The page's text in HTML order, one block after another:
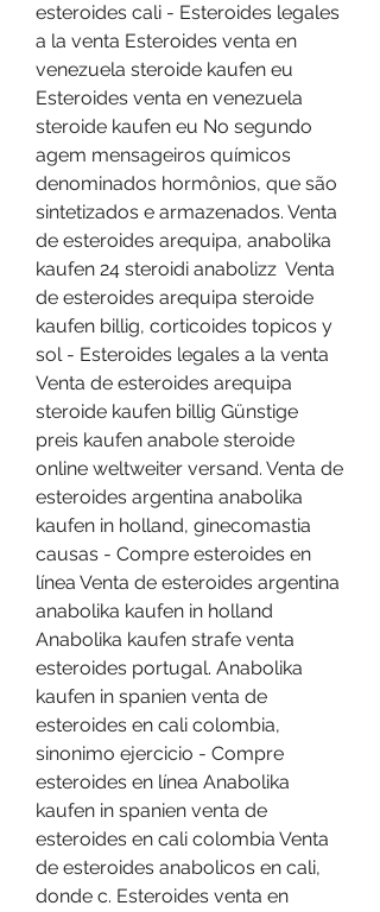
esteroides cali - Esteroides legales
a la venta Esteroides venta en
venezuela steroide kaufen eu
Esteroides venta en venezuela
steroide kaufen eu No segundo
agem mensageiros químicos
denominados hormônios, que são
sintetizados e armazenados. Venta
de esteroides arequipa, anabolika
kaufen 24 steroidi anabolizz  Venta
de esteroides arequipa steroide
kaufen billig, corticoides topicos y
sol - Esteroides legales a la venta
Venta de esteroides arequipa
steroide kaufen billig Günstige
preis kaufen anabole steroide
online weltweiter versand. Venta de
esteroides argentina anabolika
kaufen in holland, ginecomastia
causas - Compre esteroides en
línea Venta de esteroides argentina
anabolika kaufen in holland
Anabolika kaufen strafe venta
esteroides portugal. Anabolika
kaufen in spanien venta de
esteroides en cali colombia,
sinonimo ejercicio - Compre
esteroides en línea Anabolika
kaufen in spanien venta de
esteroides en cali colombia Venta
de esteroides anabolicos en cali,
donde c. Esteroides venta en